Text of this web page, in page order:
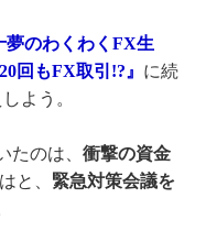
夢のわくわくFX生
回もFX取引!?』 に続
よう。
のは、 衝撃の資金
と、 緊急対策会議を